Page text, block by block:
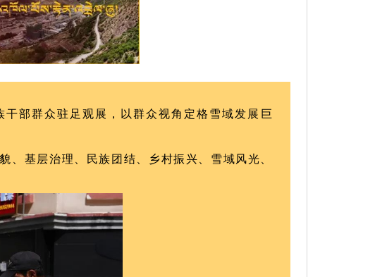
部群众驻足观展，以群众视角定格雪域发展巨
基层治理、民族团结、乡村振兴、雪域风光、